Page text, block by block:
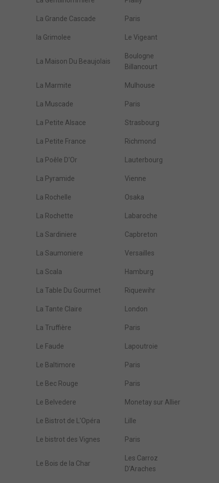
La Grande Cascade Paris
la Grimolee Le Vigeant
La Maison Du Beaujolais
Boulogne
Billancourt
La Marmite Mulhouse
La Muscade Paris
La Petite Alsace Strasbourg
La Petite France Richmond
La Poêle D'Or Lauterbourg
La Pyramide Vienne
La Rochelle Osaka
La Rochette Labaroche
La Sardiniere Capbreton
La Saumoniere Versailles
La Scala Hamburg
La Table Du Gourmet Riquewihr
La Tante Claire London
La Truffière Paris
Le Faude Lapoutroie
Le Baltimore Paris
Le Bec Rouge Paris
Le Belvedere Monetay sur Allier
Le Bistrot de L'Opéra Lille
Le bistrot des Vignes Paris
Le Bois de la Char
Les Carroz
D'Araches